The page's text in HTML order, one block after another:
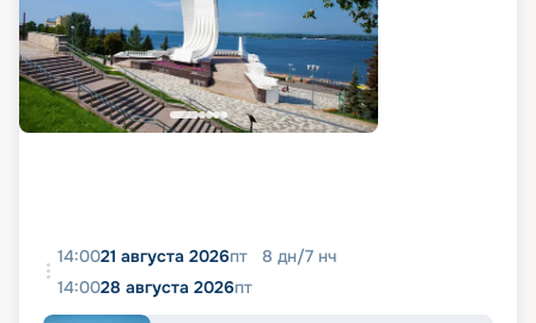
14:0021 августа 2026пт 8 дн/7 нч
14:0028 августа 2026пт